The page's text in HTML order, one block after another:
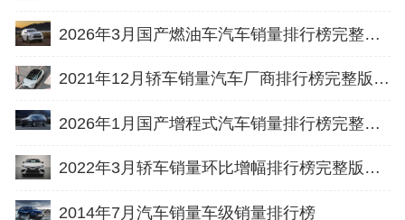
2026年3月国产燃油车汽车销量排行榜完整版名单(批发量
2021年12月轿车销量汽车厂商排行榜完整版名单
2026年1月国产增程式汽车销量排行榜完整版名单(零售量
2022年3月轿车销量环比增幅排行榜完整版名单
2014年7月汽车销量车级销量排行榜